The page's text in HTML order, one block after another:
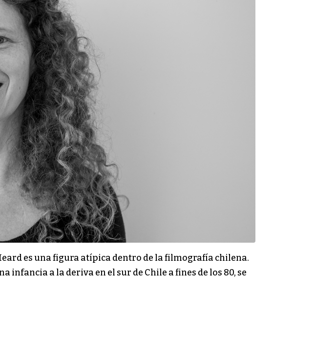
es una figura atípica dentro de la filmografía chilena.
infancia a la deriva en el sur de Chile a fines de los 80, se